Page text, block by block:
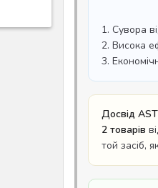
1. Сувора
2. Висока
3.
Досвід
2 товарів
той засіб,